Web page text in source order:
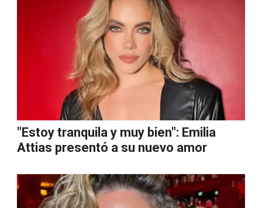
"Estoy tranquila y muy bien": Emilia
Attias presentó a su nuevo amor